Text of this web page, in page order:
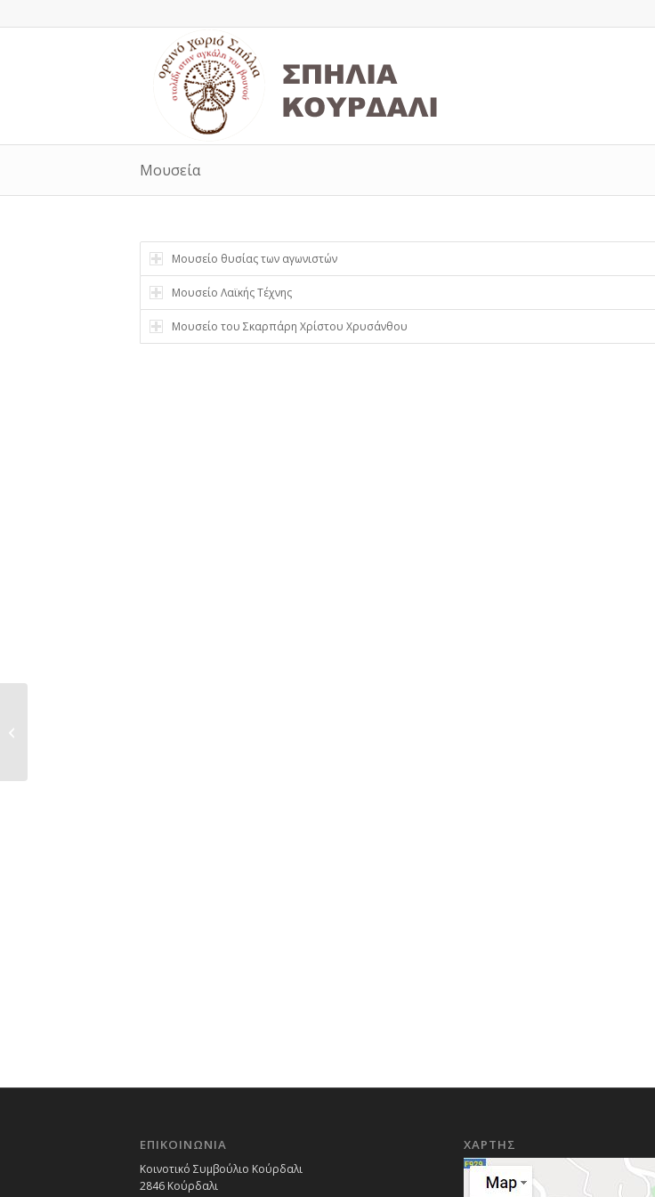
Μουσεία
Μουσείο θυσίας των αγωνιστών
Μουσείο Λαϊκής Τέχνης
Μουσείο του Σκαρπάρη Χρίστου Χρυσάνθου
ΕΠΙΚΟΙΝΩΝΙΑ
Κοινοτικό Συμβούλιο Κούρδαλι
2846 Κούρδαλι
ΧΑΡΤΗΣ